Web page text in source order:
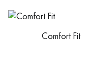
Категории
Сomfort Fit